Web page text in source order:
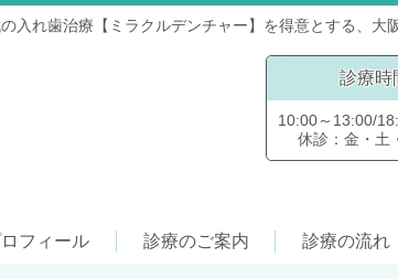
れ歯治療【ミラクルデンチャー】を得意とする、大
診療時
10:00～13:00/
休診：金・土
フィール 診療のご案内 診療の流れ